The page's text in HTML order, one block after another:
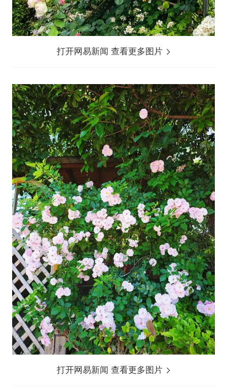
打开网易新闻 查看更多图片
打开网易新闻 查看更多图片